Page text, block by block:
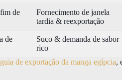
de
Fornecimento de janela
tardia & reexportação
de
Suco & demanda de sabor
rico
guia de exportação da manga egípcia,